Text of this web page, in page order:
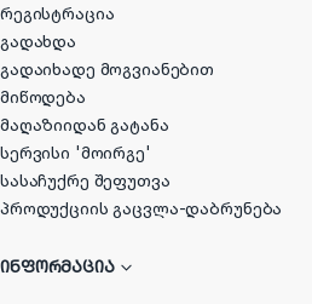
რეგისტრაცია
გადახდა
გადაიხადე მოგვიანებით
მიწოდება
მაღაზიიდან გატანა
სერვისი 'მოირგე'
სასაჩუქრე შეფუთვა
პროდუქციის გაცვლა-დაბრუნება
ᲘᲜᲤᲝᲠᲛᲐᲪᲘᲐ